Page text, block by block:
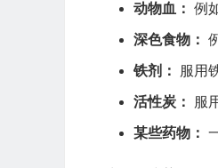
动物血： 例
深色食物：
铁剂： 服用
活性炭： 服
某些药物：